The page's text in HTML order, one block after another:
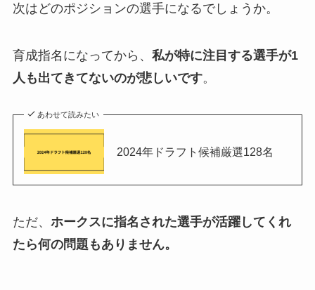
次はどのポジションの選手になるでしょうか。
育成指名になってから、 私が特に注目する選手が1
人も出てきてないのが悲しいです。
あわせて読みたい
2024年ドラフト候補厳選128名
ただ、 ホークスに指名された選手が活躍してくれ
たら何の問題もありません。